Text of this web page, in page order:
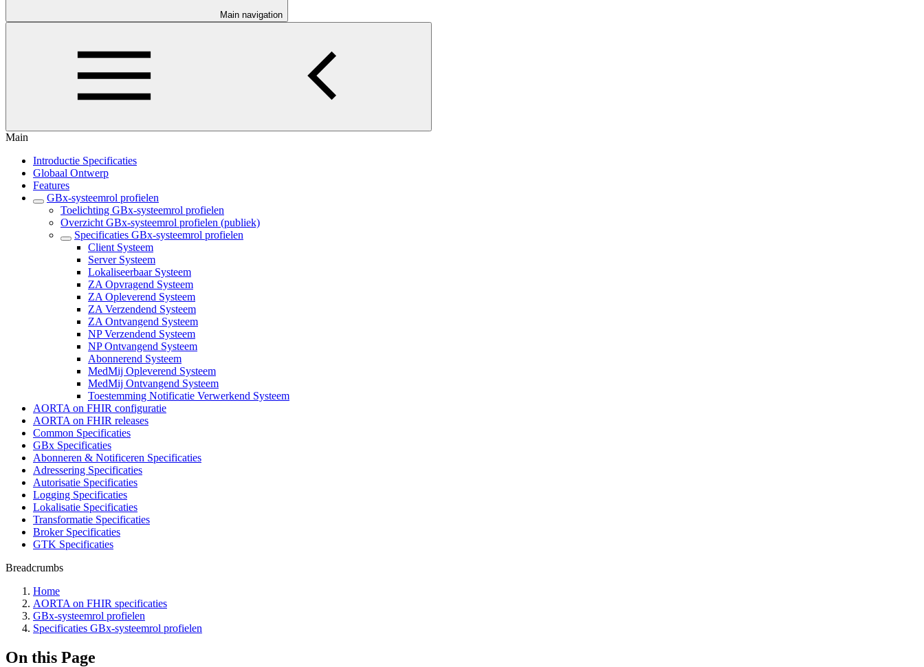
Main navigation
Main
Introductie Specificaties
Globaal Ontwerp
Features
GBx-systeemrol profielen
Toelichting GBx-systeemrol profielen
Overzicht GBx-systeemrol profielen (publiek)
Specificaties GBx-systeemrol profielen
Client Systeem
Server Systeem
Lokaliseerbaar Systeem
ZA Opvragend Systeem
ZA Opleverend Systeem
ZA Verzendend Systeem
ZA Ontvangend Systeem
NP Verzendend Systeem
NP Ontvangend Systeem
Abonnerend Systeem
MedMij Opleverend Systeem
MedMij Ontvangend Systeem
Toestemming Notificatie Verwerkend Systeem
AORTA on FHIR configuratie
AORTA on FHIR releases
Common Specificaties
GBx Specificaties
Abonneren & Notificeren Specificaties
Adressering Specificaties
Autorisatie Specificaties
Logging Specificaties
Lokalisatie Specificaties
Transformatie Specificaties
Broker Specificaties
GTK Specificaties
Breadcrumbs
Home
AORTA on FHIR specificaties
GBx-systeemrol profielen
Specificaties GBx-systeemrol profielen
On this Page